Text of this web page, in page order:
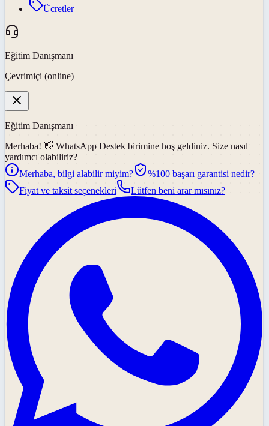
Ücretler
Eğitim Danışmanı
Çevrimiçi (online)
Eğitim Danışmanı
Merhaba! 👋 WhatsApp Destek birimine hoş geldiniz. Size nasıl
yardımcı olabiliriz?
Merhaba, bilgi alabilir miyim?
%100 başarı garantisi nedir?
Fiyat ve taksit seçenekleri
Lütfen beni arar mısınız?